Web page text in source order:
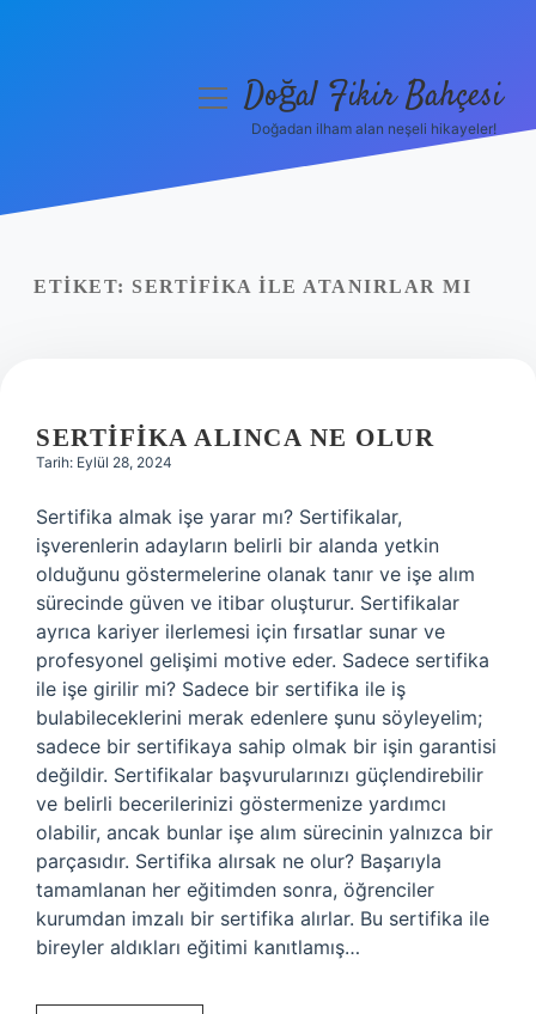
Yasal Uyarı
menüyüDoğal Fikir Bahçesi
Doğadan ilham alan neşeli hikayeler!
ETIKET: SERTIFIKA ILE ATANIRLAR MI
SERTIFIKA ALINCA NE OLUR
Tarih: Eylül 28, 2024
Sertifika almak işe yarar mı? Sertifikalar,
işverenlerin adayların belirli bir alanda yetkin
olduğunu göstermelerine olanak tanır ve işe alım
sürecinde güven ve itibar oluşturur. Sertifikalar
ayrıca kariyer ilerlemesi için fırsatlar sunar ve
profesyonel gelişimi motive eder. Sadece sertifika
ile işe girilir mi? Sadece bir sertifika ile iş
bulabileceklerini merak edenlere şunu söyleyelim;
sadece bir sertifikaya sahip olmak bir işin garantisi
değildir. Sertifikalar başvurularınızı güçlendirebilir
ve belirli becerilerinizi göstermenize yardımcı
olabilir, ancak bunlar işe alım sürecinin yalnızca bir
parçasıdır. Sertifika alırsak ne olur? Başarıyla
tamamlanan her eğitimden sonra, öğrenciler
kurumdan imzalı bir sertifika alırlar. Bu sertifika ile
bireyler aldıkları eğitimi kanıtlamış…